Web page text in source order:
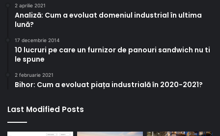
2 aprilie 2021
Analiză: Cum a evoluat domeniul industrial în ultima
lună?
17 decembrie 2014
10 lucruri pe care un furnizor de panouri sandwich nu ti
le spune
2 februarie 2021
Bihor: Cum a evoluat piața industrială în 2020-2021?
Last Modified Posts